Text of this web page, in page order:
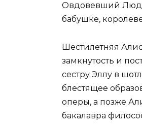
Овдовевший
бабушке,
Шестилетняя
замкнутость и
сестру Эллу в
блестящее
оперы, а позже
бакалавра